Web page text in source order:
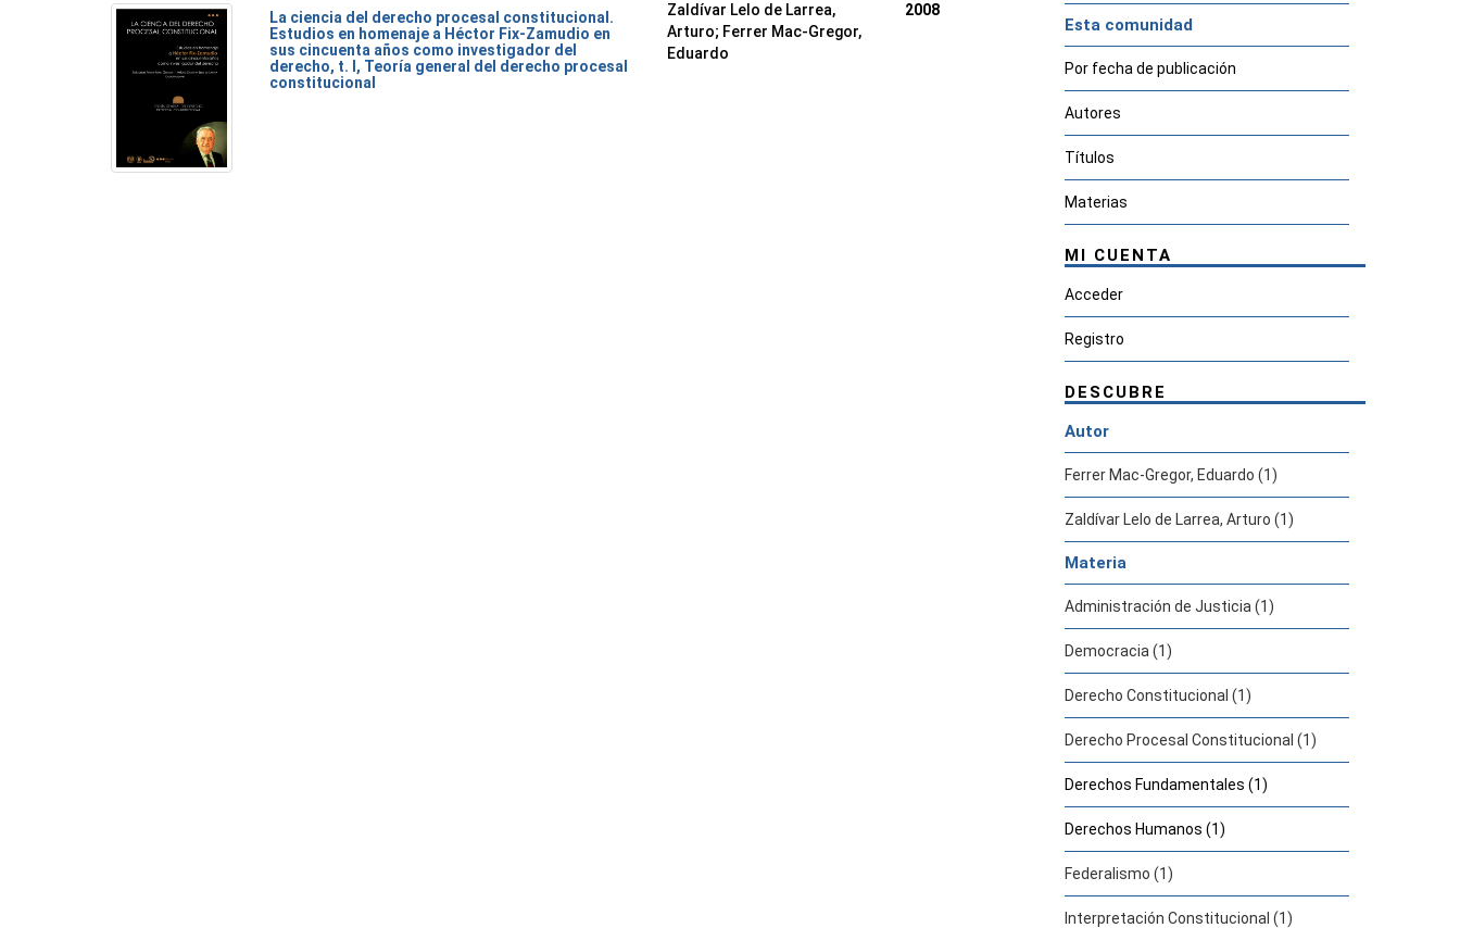
La ciencia del derecho procesal constitucional.
Estudios en homenaje a Héctor Fix-Zamudio en
sus cincuenta años como investigador del
derecho, t. I, Teoría general del derecho procesal
constitucional
Zaldívar Lelo de Larrea,
Arturo; Ferrer Mac-Gregor,
Eduardo
2008
Esta comunidad
Por fecha de publicación
Autores
Títulos
Materias
MI CUENTA
Acceder
Registro
DESCUBRE
Autor
Ferrer Mac-Gregor, Eduardo (1)
Zaldívar Lelo de Larrea, Arturo (1)
Materia
Administración de Justicia (1)
Democracia (1)
Derecho Constitucional (1)
Derecho Procesal Constitucional (1)
Derechos Fundamentales (1)
Derechos Humanos (1)
Federalismo (1)
Interpretación Constitucional (1)